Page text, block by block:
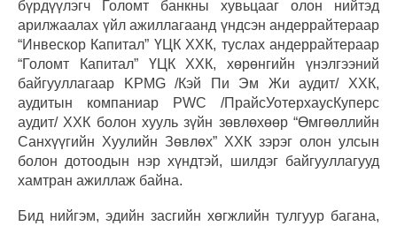
бүрдүүлэгч Голомт банкны хувьцааг олон нийтэд
арилжаалах үйл ажиллагаанд үндсэн андеррайтераар
“Инвескор Капитал” ҮЦК ХХК, туслах андеррайтераар
“Голомт Капитал” ҮЦК ХХК, хөрөнгийн үнэлгээний
байгууллагаар KPMG /Кэй Пи Эм Жи аудит/ ХХК,
аудитын компаниар PWC /ПрайсУотерхаусКуперс
аудит/ ХХК болон хууль зүйн зөвлөхөөр “Өмгөөллийн
Санхүүгийн Хуулийн Зөвлөх” ХХК зэрэг олон улсын
болон дотоодын нэр хүндтэй, шилдэг байгууллагууд
хамтран ажиллаж байна.
Бид нийгэм, эдийн засгийн хөгжлийн тулгуур багана,